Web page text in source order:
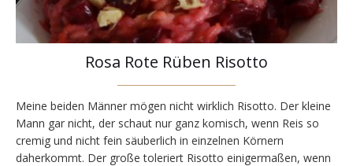
Rosa Rote Rüben Risotto
Meine beiden Männer mögen nicht wirklich Risotto. Der kleine
Mann gar nicht, der schaut nur ganz komisch, wenn Reis so
cremig und nicht fein säuberlich in einzelnen Körnern
daherkommt. Der große toleriert Risotto einigermaßen, wenn